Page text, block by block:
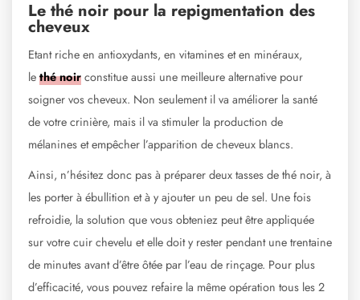
Le thé noir pour la repigmentation des
cheveux
Etant riche en antioxydants, en vitamines et en minéraux,
le thé noir constitue aussi une meilleure alternative pour
soigner vos cheveux. Non seulement il va améliorer la santé
de votre crinière, mais il va stimuler la production de
mélanines et empêcher l’apparition de cheveux blancs.
Ainsi, n’hésitez donc pas à préparer deux tasses de thé noir, à
les porter à ébullition et à y ajouter un peu de sel. Une fois
refroidie, la solution que vous obteniez peut être appliquée
sur votre cuir chevelu et elle doit y rester pendant une trentaine
de minutes avant d’être ôtée par l’eau de rinçage. Pour plus
d’efficacité, vous pouvez refaire la même opération tous les 2